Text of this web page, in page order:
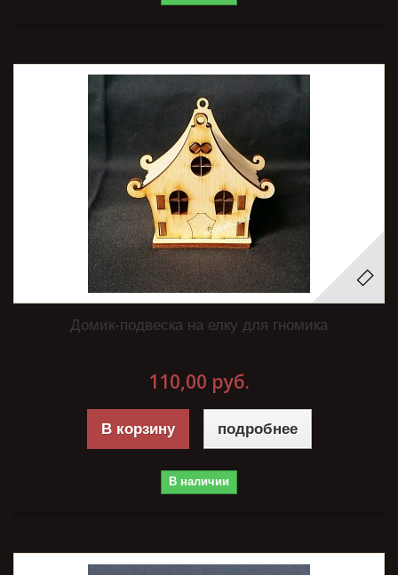
Домик-подвеска на елку для гномика
110,00 руб.
В корзину подробнее
В наличии